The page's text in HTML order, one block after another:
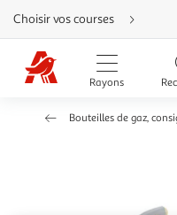
Aller
directement
au
contenu
Aller
directement
Aller
Choisir vos courses
Rayons
Bouteilles de gaz,